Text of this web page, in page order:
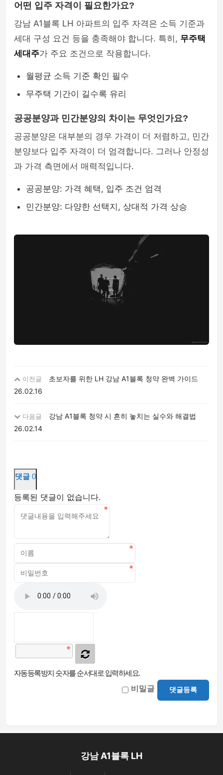
어떤 입주 자격이 필요한가요?
강남 A1블록 LH 아파트의 입주 자격은 소득 기준과
세대 구성 요건 등을 충족해야 합니다. 특히, 무주택
세대주가 주요 조건으로 작용합니다.
월평균 소득 기준 확인 필수
무주택 기간이 길수록 유리
공공분양과 민간분양의 차이는 무엇인가요?
공공분양은 대부분의 경우 가격이 더 저렴하고, 민간
분양보다 입주 자격이 더 엄격합니다. 그러나 안정성
과 가격 측면에서 매력적입니다.
공공분양: 가격 혜택, 입주 조건 엄격
민간분양: 다양한 선택지, 상대적 가격 상승
이전글
초보자를 위한 LH 강남 A1블록 청약 완벽 가이드
26.02.16
다음글
강남 A1블록 청약 시 흔히 놓치는 실수와 해결법
26.02.14
댓글 0
등록된 댓글이 없습니다.
자동등록방지 숫자를 순서대로 입력하세요.
비밀글 댓글등록
강남 A1블록 LH